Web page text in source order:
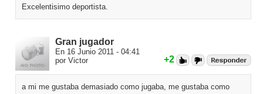
Excelentisimo deportista.
Gran jugador
En 16 Junio 2011 - 04:41
por Victor
+2
a mi me gustaba demasiado como jugaba, me gustaba como